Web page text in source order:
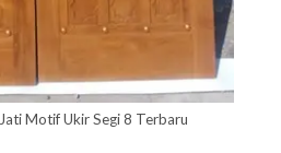
Motif Ukir Segi 8 Terbaru